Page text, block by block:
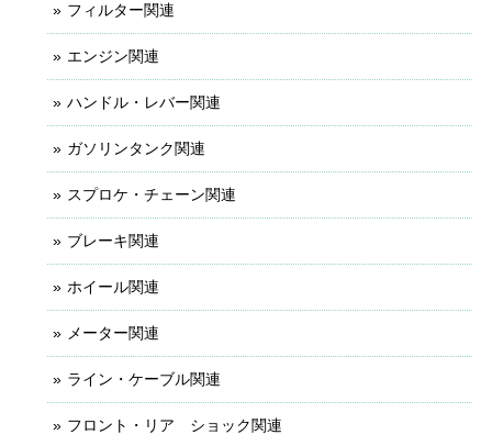
フィルター関連
エンジン関連
ハンドル・レバー関連
ガソリンタンク関連
スプロケ・チェーン関連
ブレーキ関連
ホイール関連
メーター関連
ライン・ケーブル関連
フロント・リア ショック関連